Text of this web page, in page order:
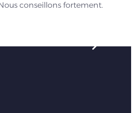
conseillons fortement.